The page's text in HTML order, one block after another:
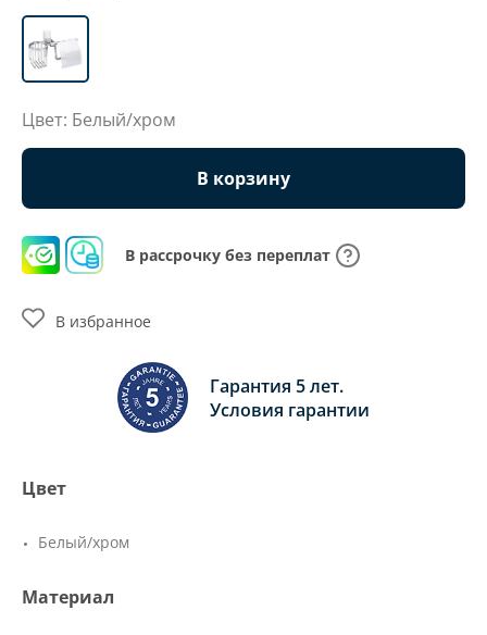
Цвет: Белый/хром
В корзину
В рассрочку без переплат
Гарантия 5 лет.
Условия гарантии
В избранное
Цвет
Белый/хром
Материал